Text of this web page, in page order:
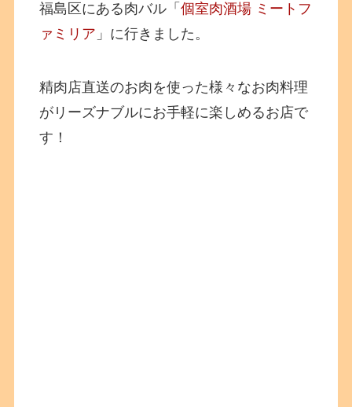
福島区にある肉バル「個室肉酒場 ミートフ
ァミリア 」に行きました。
精肉店直送のお肉を使った様々なお肉料理
がリーズナブルにお手軽に楽しめるお店で
す！